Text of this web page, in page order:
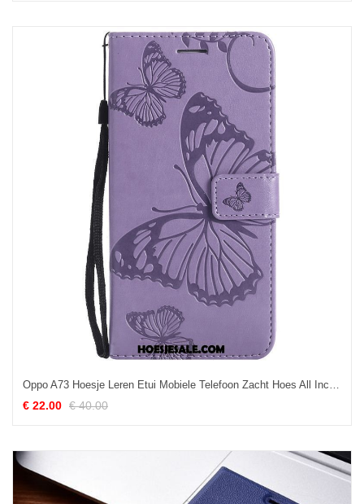
Oppo A73 Hoesje Leren Etui Mobiele Telefoon Zacht Hoes All Inclusive Sale
€ 22.00 € 40.00